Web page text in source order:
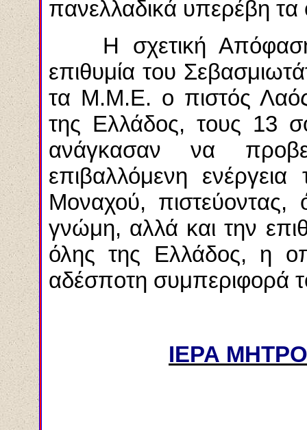
πανελλαδικά υπερέβη τα
Η σχετική Απόφαση
επιθυμία του
τα Μ.Μ.Ε. ο πιστός Λαός
της Ελλάδος, τους 13
ανάγκασαν να
επιβαλλόμενη
Μοναχού, πιστεύοντας,
γνώμη, αλλά και την
όλης της Ελλάδος, η
αδέσποτη συμπεριφορά
ΙΕΡΑ